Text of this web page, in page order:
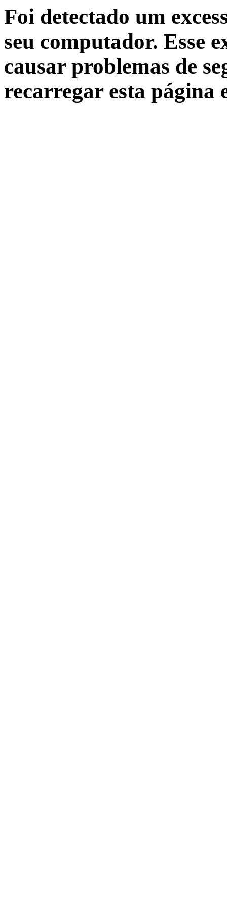
Foi detectado um
seu computador. Esse
causar problemas de
recarregar esta página